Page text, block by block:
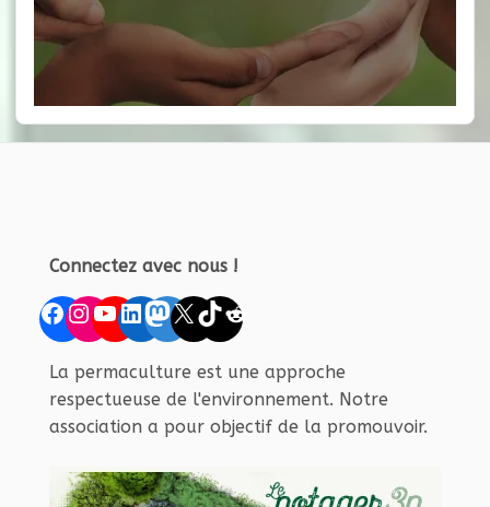
Connectez avec nous !
La permaculture est une approche
respectueuse de l'environnement. Notre
association a pour objectif de la promouvoir.